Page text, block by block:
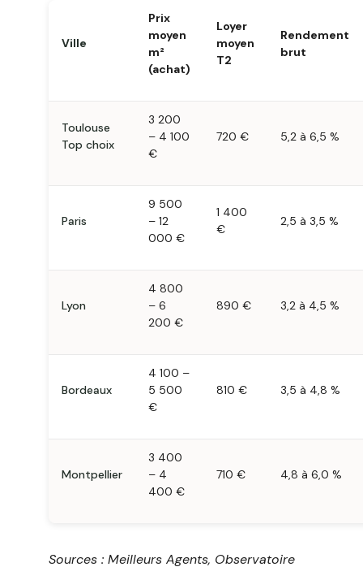
Ville
Prix
moyen
m²
(achat)
Loyer
moyen
T2
Rendement
brut
Toulouse
Top choix
3 200
– 4 100
€
720 € 5,2 à 6,5 %
Paris
9 500
– 12
000 €
1 400
€
2,5 à 3,5 %
Lyon
4 800
– 6
200 €
890 € 3,2 à 4,5 %
Bordeaux
4 100 –
5 500
€
810 € 3,5 à 4,8 %
Montpellier
3 400
– 4
400 €
710 € 4,8 à 6,0 %
Sources : Meilleurs Agents, Observatoire